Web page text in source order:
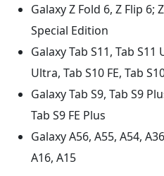
Galaxy Z Fold 6, Z Flip 6;
Special Edition
Galaxy Tab S11, Tab S11
Ultra, Tab S10 FE, Tab
Galaxy Tab S9, Tab S9
Tab S9 FE Plus
Galaxy A56, A55, A54,
A16, A15